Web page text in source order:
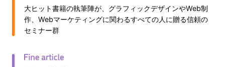
大ヒット書籍の執筆陣が、グラフィックデザインやWeb制
作、Webマーケティングに関わるすべての人に贈る信頼の
セミナー群